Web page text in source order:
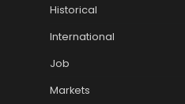
Historical
International
Job
Markets